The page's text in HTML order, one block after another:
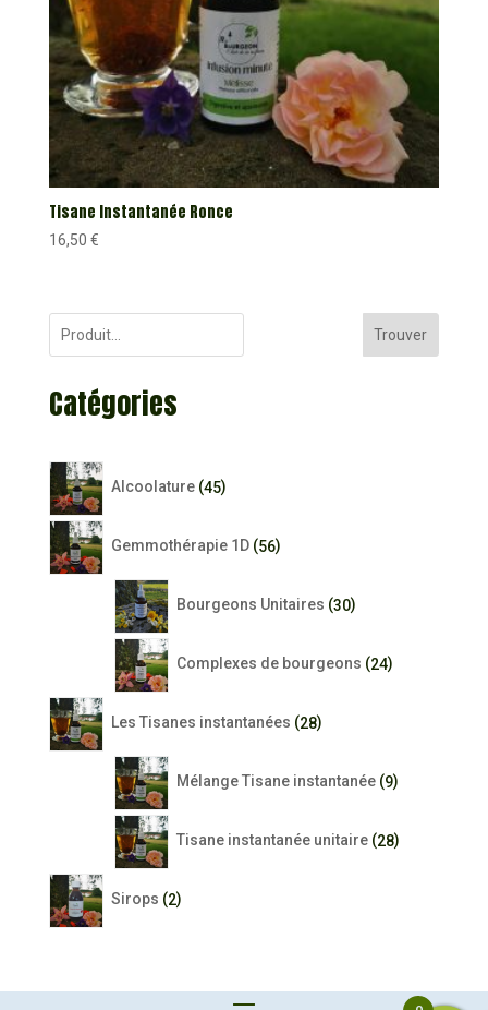
Tisane Instantanée Ronce
16,50 €
Trouver
Catégories
Alcoolature 45
produits
Gemmothérapie 1D 56
produits
Bourgeons Unitaires 30
produits
Complexes de bourgeons 24
produits
Les Tisanes instantanées 28
produits
Mélange Tisane instantanée 9
produits
Tisane instantanée unitaire 28
produits
Sirops 2
produits